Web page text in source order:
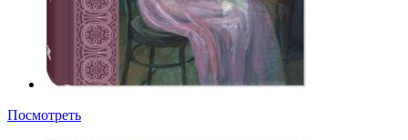
Посмотреть